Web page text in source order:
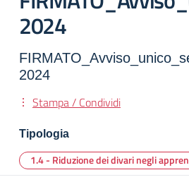
2024
2024
Stampa / Condividi
Tipologia
1.4 - Riduzione dei divari negli